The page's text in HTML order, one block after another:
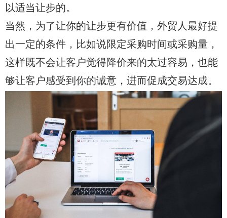
以适当让步的。
当然，为了让你的让步更有价值，外贸人最好提
出一定的条件，比如说限定采购时间或采购量，
这样既不会让客户觉得降价来的太过容易，也能
够让客户感受到你的诚意，进而促成交易达成。